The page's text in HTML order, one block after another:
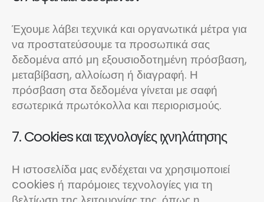
Έχουμε λάβει τεχνικά και οργανωτικά μέτρα για
να προστατεύσουμε τα προσωπικά σας
δεδομένα από μη εξουσιοδοτημένη πρόσβαση,
μεταβίβαση, αλλοίωση ή διαγραφή. Η
πρόσβαση στα δεδομένα γίνεται με σαφή
εσωτερικά πρωτόκολλα και περιορισμούς.
7. Cookies και τεχνολογίες ιχνηλάτησης
Η ιστοσελίδα μας ενδέχεται να χρησιμοποιεί
cookies ή παρόμοιες τεχνολογίες για τη